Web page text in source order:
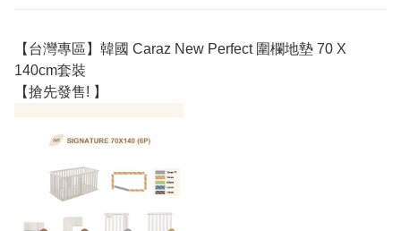
【台灣專區】韓國 Caraz New Perfect 圍欄地墊 70 X
140cm套裝
【搶先發售! 】